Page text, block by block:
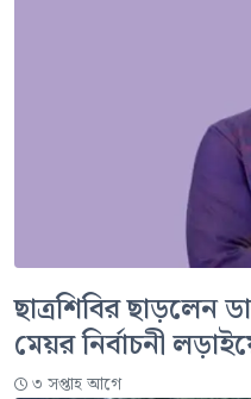
ছাত্রশিবির ছাড়লেন
মেয়র নির্বাচনী
৩ সপ্তাহ আগে